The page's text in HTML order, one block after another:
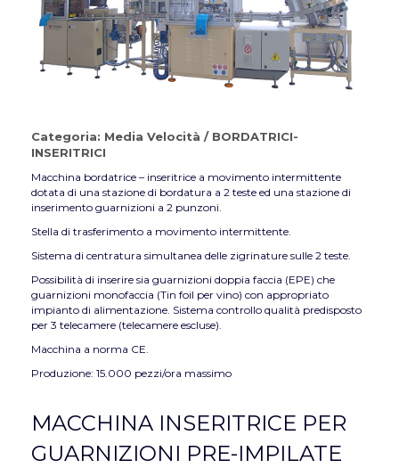
Categoria: Media Velocità / BORDATRICI-
INSERITRICI
Macchina bordatrice – inseritrice a movimento intermittente
dotata di una stazione di bordatura a 2 teste ed una stazione di
inserimento guarnizioni a 2 punzoni.
Stella di trasferimento a movimento intermittente.
Sistema di centratura simultanea delle zigrinature sulle 2 teste.
Possibilità di inserire sia guarnizioni doppia faccia (EPE) che
guarnizioni monofaccia (Tin foil per vino) con appropriato
impianto di alimentazione. Sistema controllo qualità predisposto
per 3 telecamere (telecamere escluse).
Macchina a norma CE.
Produzione: 15.000 pezzi/ora massimo
MACCHINA INSERITRICE PER
GUARNIZIONI PRE-IMPILATE